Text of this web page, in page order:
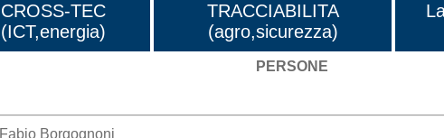
CROSS-TEC
(ICT,energia)
TRACCIABILITA
(agro,sicurezza)
PERSONE
Fabio Borgognoni